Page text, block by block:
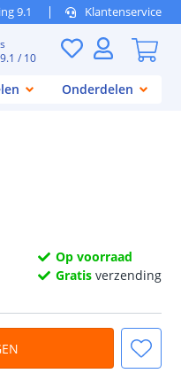
9.1 Klantenservice
9.1 / 10
Onderdelen
Op voorraad
Gratis verzending